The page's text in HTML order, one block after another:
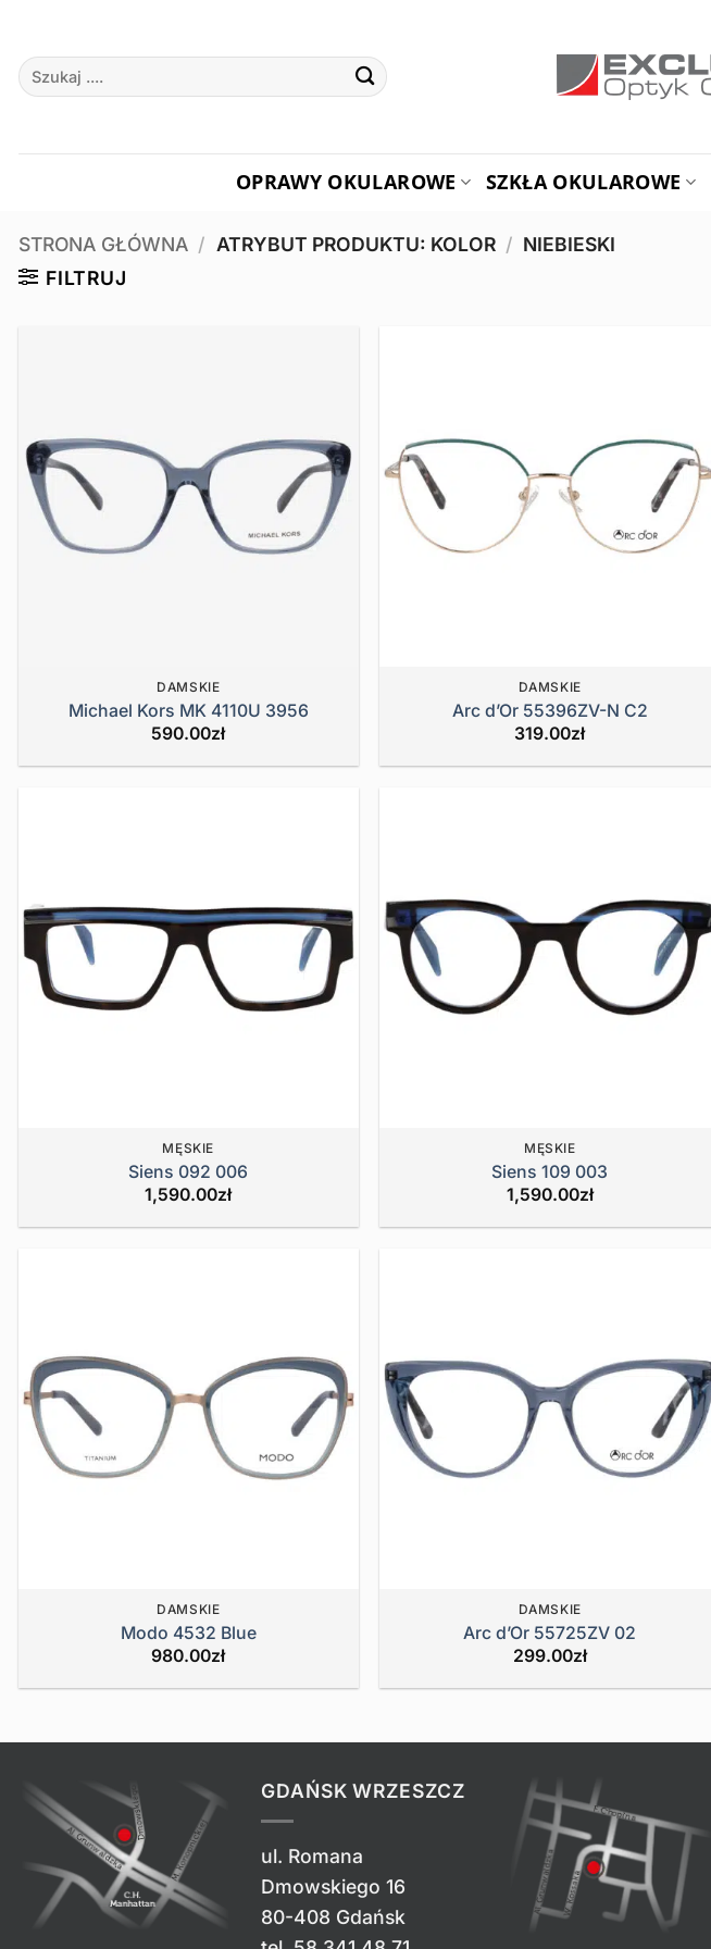
zawartości
Szukaj:
OPRAWY OKULAROWE SZKŁA OKULAROWE
STRONA GŁÓWNA / ATRYBUT PRODUKTU: KOLOR / NIEBIESKI
FILTRUJ
DAMSKIE
Michael Kors MK 4110U 3956
590.00zł
DAMSKIE
Arc d’Or 55396ZV-N C2
319.00zł
MĘSKIE
Siens 092 006
1,590.00zł
MĘSKIE
Siens 109 003
1,590.00zł
DAMSKIE
Modo 4532 Blue
980.00zł
DAMSKIE
Arc d’Or 55725ZV 02
299.00zł
GDAŃSK WRZESZCZ
ul. Romana
Dmowskiego 16
80-408 Gdańsk